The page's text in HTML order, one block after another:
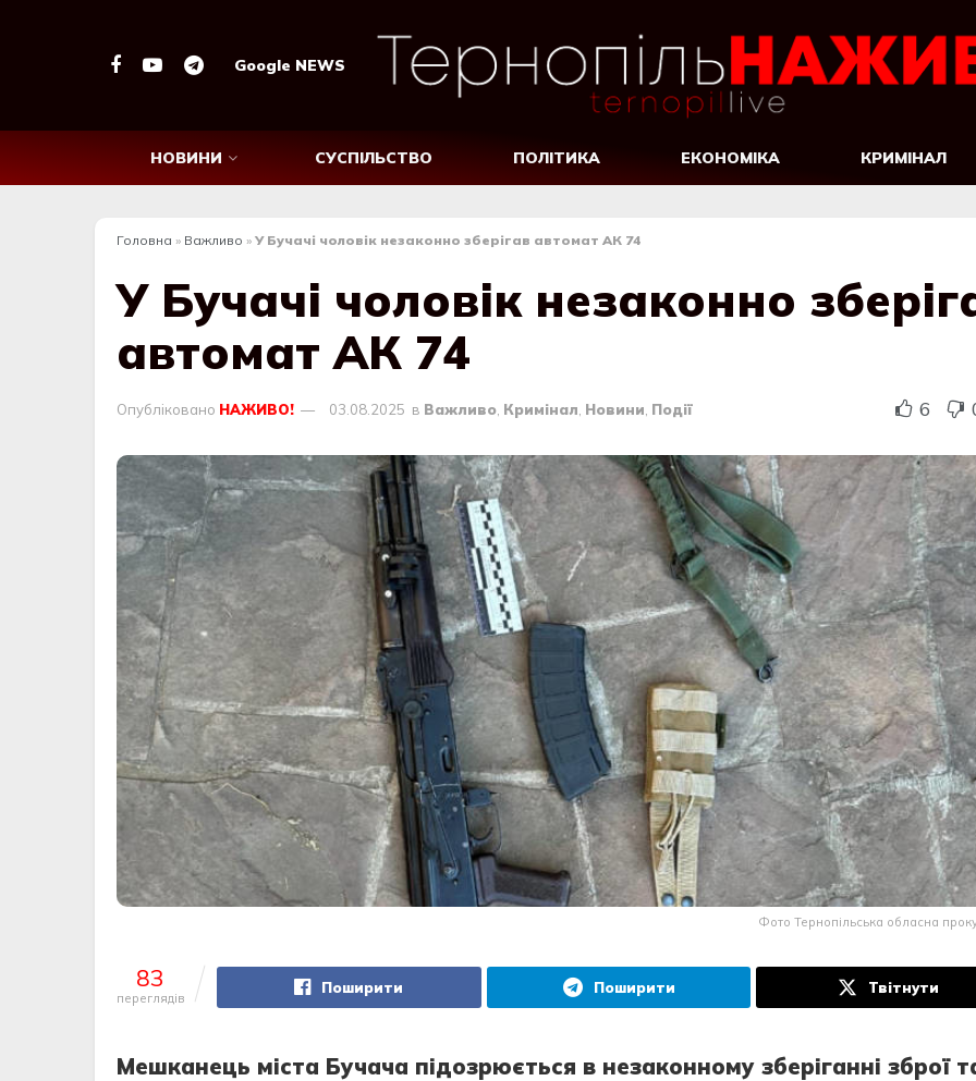
Google NEWS
НОВИНИ СУСПІЛЬСТВО ПОЛІТИКА ЕКОНОМІКА КРИМІНАЛ
Головна » Важливо » У Бучачі чоловік незаконно зберігав автомат АК 74
У Бучачі чоловік незаконно
автомат АК 74
Опубліковано НАЖИВО! 03.08.2025 в Важливо, Кримінал, Новини, Події 6
Фото Тернопільська обласна
83
переглядів
Поширити Поширити Твітнути
Мешканець міста Бучача підозрюється в незаконному зберіганні зброї